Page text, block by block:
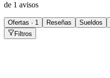
de 1 avisos
Ofertas · 1 Reseñas Sueldos
Filtros